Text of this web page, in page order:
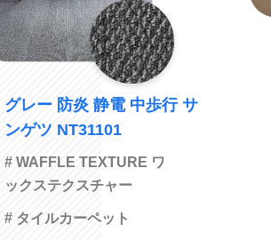
グレー 防炎 静電 中歩行 サ
ンゲツ NT31101
# WAFFLE TEXTURE ワ
ックステクスチャー
# タイルカーペット